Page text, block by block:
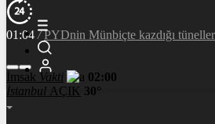
01:04 / PYDnin Münbiçte kazdığı
İmsak Vakti
02:00
İstanbul AÇIK 30°